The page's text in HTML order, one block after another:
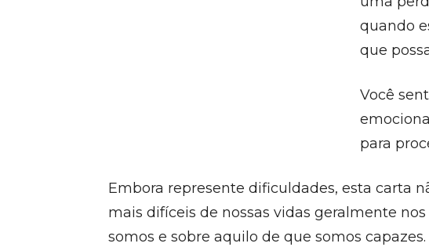
quando
que
Você
para
Embora represente dificuldades, esta carta
mais difíceis de nossas vidas geralmente
somos e sobre aquilo de que somos capazes.